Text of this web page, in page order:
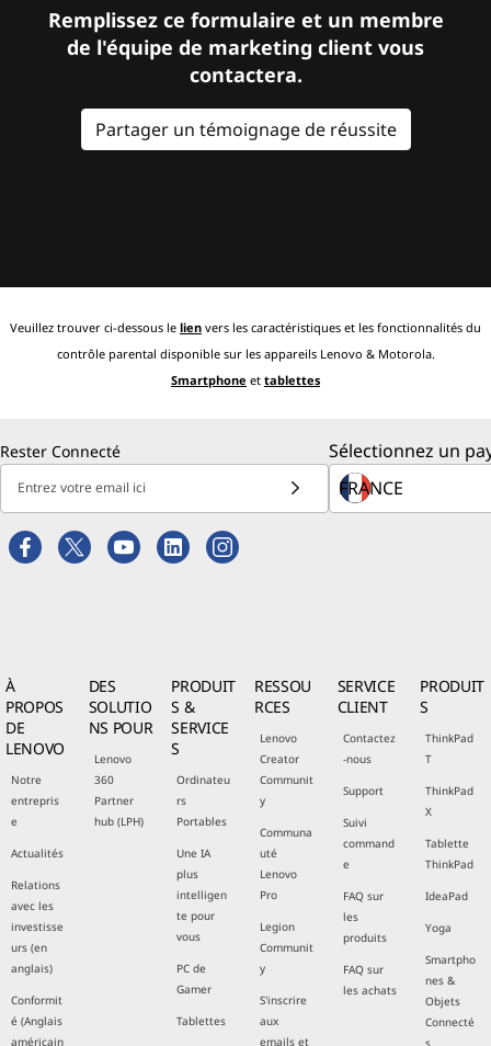
Remplissez ce formulaire et un membre
de l'équipe de marketing client vous
contactera.
Partager un témoignage de réussite
Veuillez trouver ci-dessous le lien vers les caractéristiques et les fonctionnalités du
contrôle parental disponible sur les appareils Lenovo & Motorola.
Smartphone et tablettes
Rester Connecté
Entrez votre email ici
Sélectionnez un
À
PROPOS
DE
LENOVO
Notre
entrepris
e
Actualités
Relations
avec les
investisse
urs (en
anglais)
Conformit
é (Anglais
américain
DES
SOLUTIO
NS POUR
Lenovo
360
Partner
hub (LPH)
PRODUIT
S &
SERVICE
S
Ordinateu
rs
Portables
Une IA
plus
intelligen
te pour
vous
PC de
Gamer
Tablettes
RESSOU
RCES
Lenovo
Creator
Communit
y
Communa
uté
Lenovo
Pro
Legion
Communit
y
S'inscrire
aux
emails et
SERVICE
CLIENT
Contactez
-nous
Support
Suivi
command
e
FAQ sur
les
produits
FAQ sur
les achats
PRODUIT
S
ThinkPad
T
ThinkPad
X
Tablette
ThinkPad
IdeaPad
Yoga
Smartpho
nes &
Objets
Connecté
s